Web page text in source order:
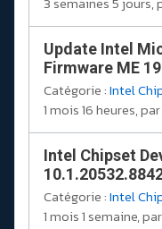
Update Intel
Firmware ME
Catégorie :Intel
1 mois 16 heures, par
Intel Chipset
Catégorie :Intel
1 mois 1 semaine, par